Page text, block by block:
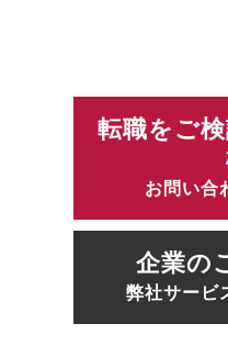
転職をご
お問い合
企業の
弊社サービ